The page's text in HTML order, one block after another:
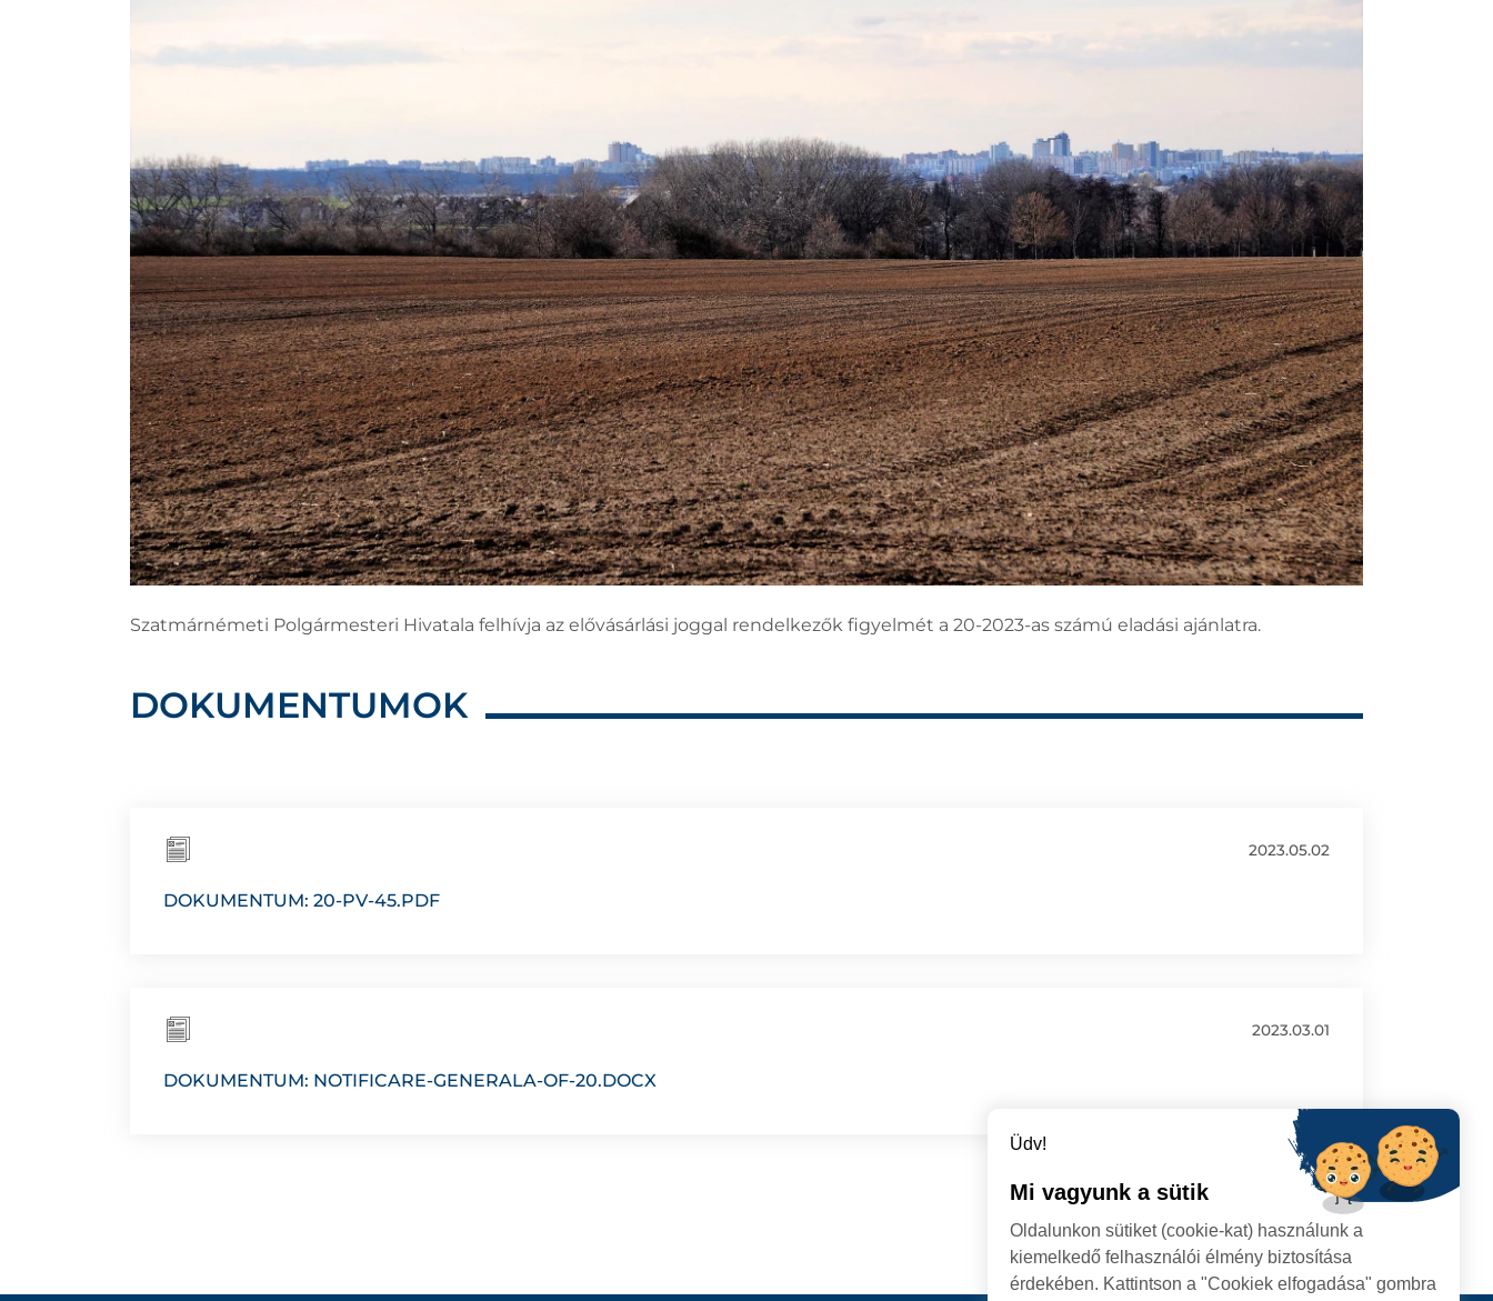
Szatmárnémeti Polgármesteri Hivatala felhívja az elővásárlási joggal rendelkezők figyelmét a 20-2023-as számú eladási ajánlatra.
DOKUMENTUMOK
2023.05.02
DOKUMENTUM: 20-PV-45.PDF
2023.03.01
DOKUMENTUM: NOTIFICARE-GENERALA-OF-20.DOCX
Üdv!
Mi vagyunk a sütik
Oldalunkon sütiket (cookie-kat) használunk a
kiemelkedő felhasználói élmény biztosítása
érdekében. Kattintson a "Cookiek elfogadása" gombra